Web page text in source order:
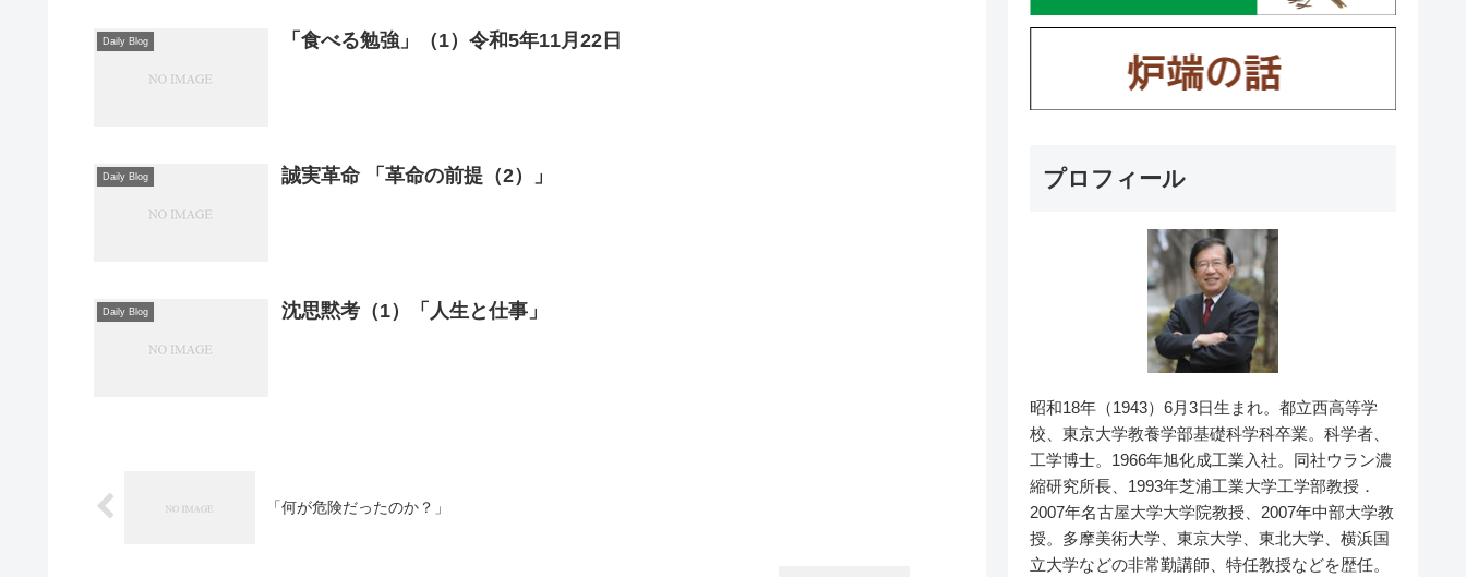
Daily Blog 「食べる勉強」（1）令和5年11月22日
Daily Blog 誠実革命 「革命の前提（2）」
Daily Blog 沈思黙考（1）「人生と仕事」
「何が危険だったのか？」
プロフィール
昭和18年（1943）6月3日生まれ。都立西高等学
校、東京大学教養学部基礎科学科卒業。科学者、
工学博士。1966年旭化成工業入社。同社ウラン濃
縮研究所長、1993年芝浦工業大学工学部教授．
2007年名古屋大学大学院教授、2007年中部大学教
授。多摩美術大学、東京大学、東北大学、横浜国
立大学などの非常勤講師、特任教授などを歴任。